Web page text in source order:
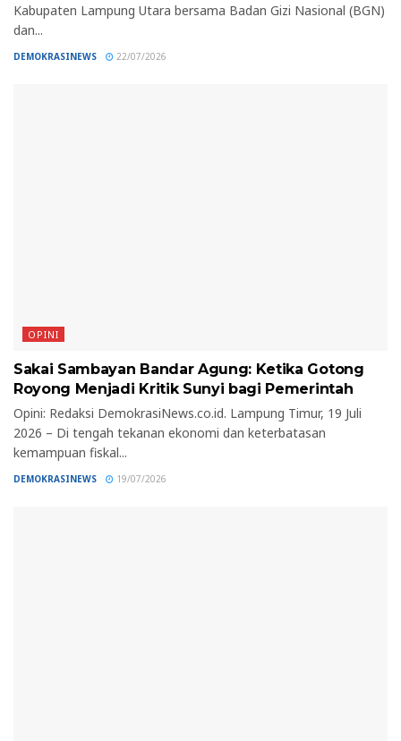
Kabupaten Lampung Utara bersama Badan Gizi Nasional (BGN)
dan...
DEMOKRASINEWS 22/07/2026
OPINI
Sakai Sambayan Bandar Agung: Ketika Gotong
Royong Menjadi Kritik Sunyi bagi Pemerintah
Opini: Redaksi DemokrasiNews.co.id. Lampung Timur, 19 Juli
2026 – Di tengah tekanan ekonomi dan keterbatasan
kemampuan fiskal...
DEMOKRASINEWS 19/07/2026